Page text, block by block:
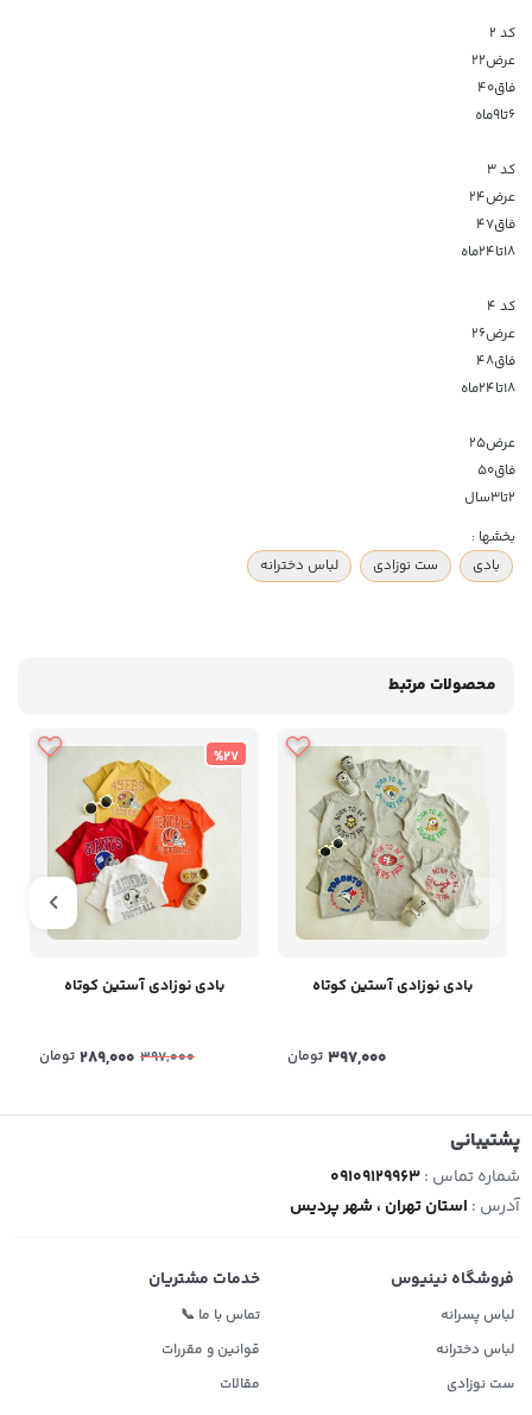
کد ۲
عرض۲۲
فاق۴۰
۶تا۹ماه
کد ۳
عرض۲۴
فاق۴۷
۱۸تا۲۴ماه
کد ۴
عرض۲۶
فاق۴۸
۱۸تا۲۴ماه
عرض۲۵
فاق۵۰
۲تا۳سال
بخشها :
بادی
ست نوزادی لباس دخترانه
محصولات مرتبط
بادی نوزادی آستین کوتاه
397,000 تومان
%27
بادی نوزادی آستین کوتاه
397,000
289,000 تومان
پشتیبانی
شماره تماس :09109129963
آدرس : استان تهران ، شهر پردیس
فروشگاه نینیوس
لباس پسرانه
لباس دخترانه
ست نوزادی
خدمات مشتریان
تماس با ما 📞
قوانین و مقررات
مقالات